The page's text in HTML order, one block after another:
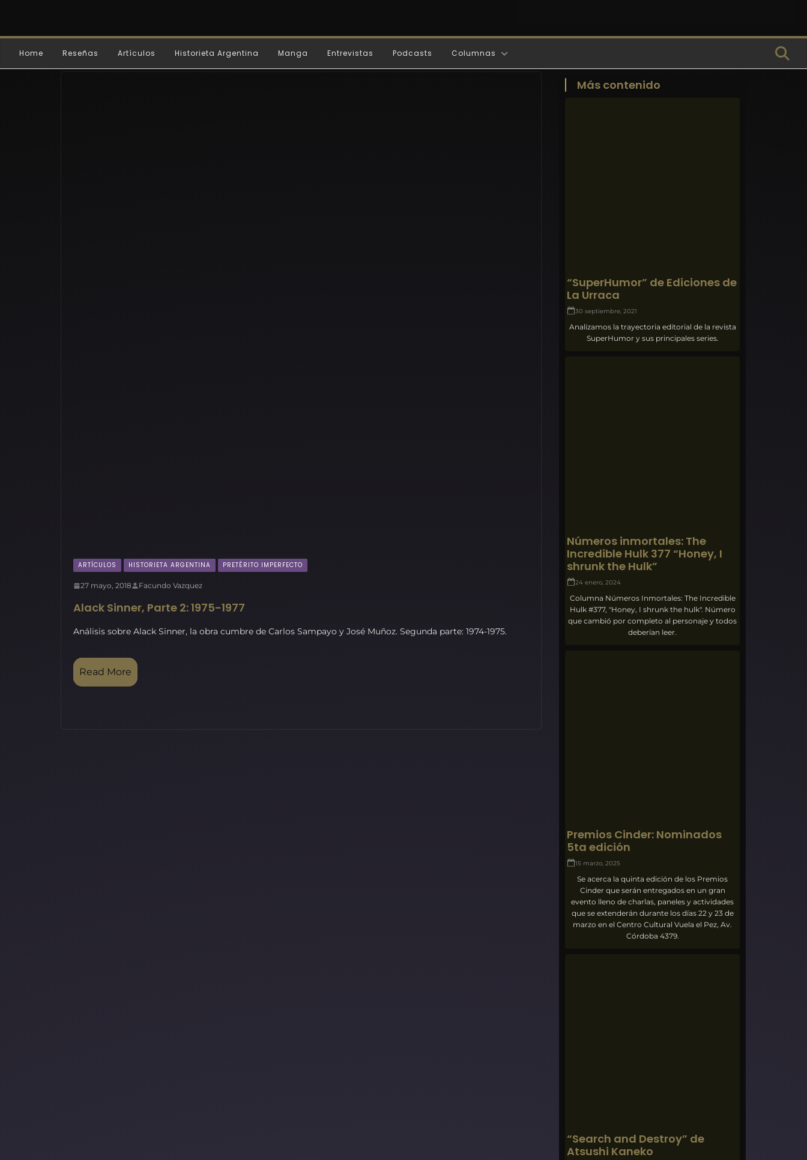
Home Reseñas Artículos Historieta Argentina Manga Entrevistas Podcasts Columnas
ARTÍCULOS HISTORIETA ARGENTINA PRETÉRITO IMPERFECTO
27 mayo, 2018 Facundo Vazquez
Alack Sinner, Parte 2: 1975-1977
Análisis sobre Alack Sinner, la obra cumbre de Carlos Sampayo y José Muñoz. Segunda parte: 1974-1975.
Read More
Más contenido
“SuperHumor” de Ediciones de
La Urraca
30 septiembre, 2021
Analizamos la trayectoria editorial de la revista
SuperHumor y sus principales series.
Números inmortales: The
Incredible Hulk 377 “Honey, I
shrunk the Hulk”
24 enero, 2024
Columna Números Inmortales: The Incredible
Hulk #377, "Honey, I shrunk the hulk". Número
que cambió por completo al personaje y todos
deberían leer.
Premios Cinder: Nominados
5ta edición
15 marzo, 2025
Se acerca la quinta edición de los Premios
Cinder que serán entregados en un gran
evento lleno de charlas, paneles y actividades
que se extenderán durante los días 22 y 23 de
marzo en el Centro Cultural Vuela el Pez, Av.
Córdoba 4379.
“Search and Destroy” de
Atsushi Kaneko